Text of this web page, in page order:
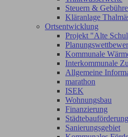
Steuern &
Kläranlage
Ortsentwicklung
Projekt "Alte
Kommunale
Interkommunale
Allgemeine
marathon
ISEK
Wohnungsbau
Finanzierung
Städtebauförderung
Sanierungsgebiet